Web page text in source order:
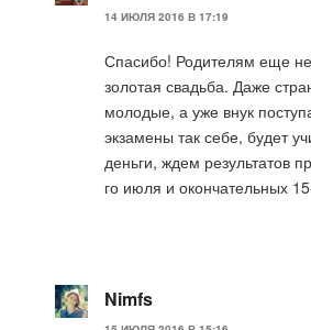
14 ИЮЛЯ 2016 В 17:19
Спасибо! Родителям еще
золотая свадьба. Даже
молодые, а уже внук
экзамены так себе, будет
деньги, ждем результатов
го июля и окончательных
Nimfs